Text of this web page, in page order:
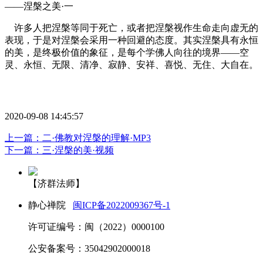
——涅槃之美·一
许多人把涅槃等同于死亡，或者把涅槃视作生命走向虚无的
表现，于是对涅槃会采用一种回避的态度。其实涅槃具有永恒
的美，是终极价值的象征，是每个学佛人向往的境界——空
灵、永恒、无限、清净、寂静、安祥、喜悦、无住、大自在。
2020-09-08 14:45:57
上一篇：二·佛教对涅槃的理解·MP3
下一篇：三·涅槃的美·视频
【济群法师】
静心禅院 闽ICP备2022009367号-1
许可证编号：闽（2022）0000100
公安备案号：35042902000018